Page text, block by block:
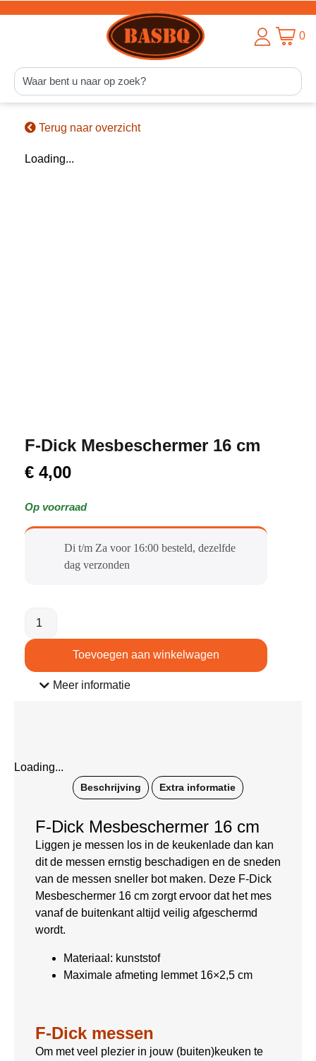
0
Terug naar overzicht
Loading...
F-Dick Mesbeschermer 16 cm
€ 4,00
Op voorraad
Di t/m Za voor 16:00 besteld, dezelfde
dag verzonden​
Toevoegen aan winkelwagen
Meer informatie
Loading...
Beschrijving Extra informatie
F-Dick Mesbeschermer 16 cm
Liggen je messen los in de keukenlade dan kan
dit de messen ernstig beschadigen en de sneden
van de messen sneller bot maken. Deze F-Dick
Mesbeschermer 16 cm zorgt ervoor dat het mes
vanaf de buitenkant altijd veilig afgeschermd
wordt.
Materiaal: kunststof
Maximale afmeting lemmet 16×2,5 cm
F-Dick messen
Om met veel plezier in jouw (buiten)keuken te